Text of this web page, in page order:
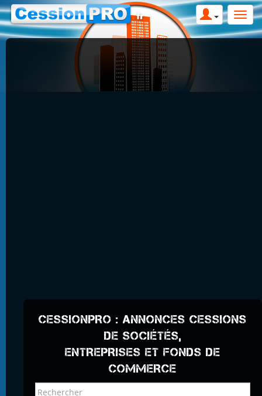
CESSIONPRO : ANNONCES CESSIONS
DE SOCIÉTÉS,
ENTREPRISES ET FONDS DE
COMMERCE